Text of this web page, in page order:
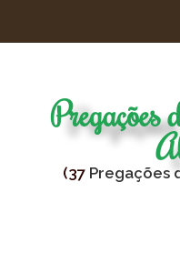
Pregações
(37 Pregações